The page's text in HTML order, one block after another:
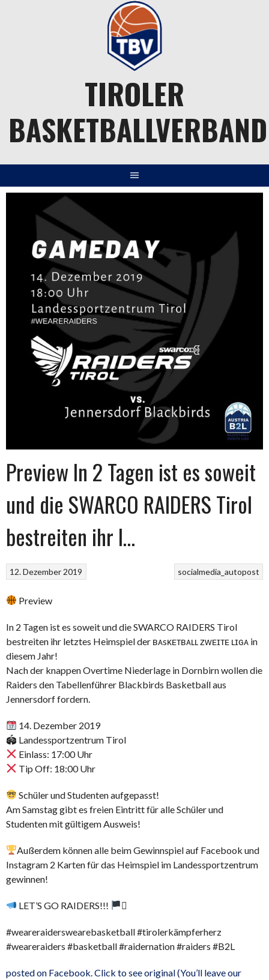
TIROLER
BASKETBALLVERBAND
Preview In 2 Tagen ist es soweit
und die SWARCO RAIDERS Tirol
bestreiten ihr l…
socialmedia_autopost
12. Dezember 2019
Preview
In 2 Tagen ist es soweit und die SWARCO RAIDERS Tirol
bestreiten ihr letztes Heimspiel der ʙᴀsᴋᴇᴛʙᴀʟʟ ᴢᴡᴇɪᴛᴇ ʟɪɢᴀ in
diesem Jahr!
Nach der knappen Overtime Niederlage in Dornbirn wollen die
Raiders den Tabellenführer Blackbirds Basketball aus
Jennersdorf fordern.
14. Dezember 2019
🏟 Landessportzentrum Tirol
Einlass: 17:00 Uhr
Tip Off: 18:00 Uhr
Schüler und Studenten aufgepasst!
Am Samstag gibt es freien Eintritt für alle Schüler und
Studenten mit gültigem Ausweis!
Außerdem können alle beim Gewinnspiel auf Facebook und
Instagram 2 Karten für das Heimspiel im Landessportzentrum
gewinnen!
LET’S GO RAIDERS!!! ‍☠
#weareraiderswearebasketball #tirolerkämpferherz
#weareraiders #basketball #raidernation #raiders #B2L
posted on Facebook. Click to see original (You’ll leave our